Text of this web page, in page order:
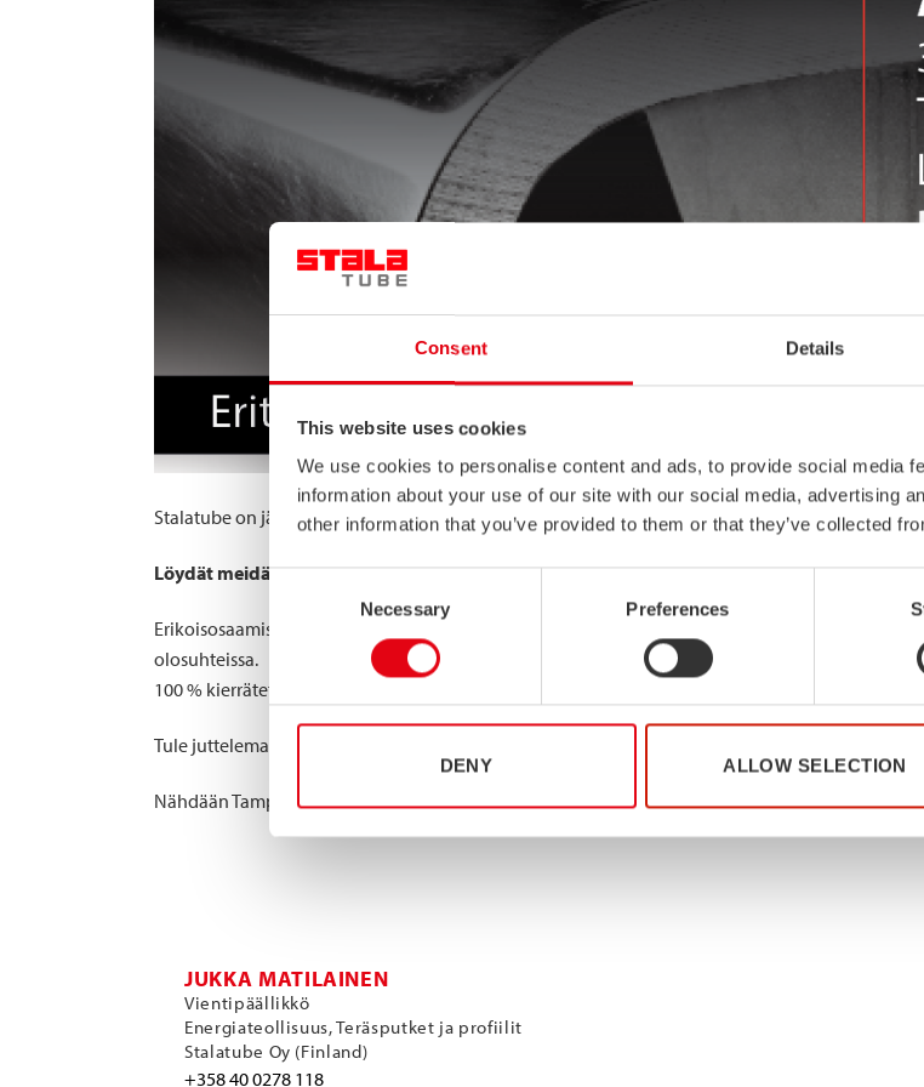
Consent Details
This website uses cookies
We use cookies to personalise content and ads, to provide social media
information about your use of our site with our social media, advertising
other information that you’ve provided to them or that they’ve collected
Consent
Necessary Preferences
DENY ALLOW SELECTION
Stalatube on jälleen mukana Suomen suurimmassa teollisuustapahtumassa –Alihankinta-
Löydät meidät Ladec-yhteisosastolta, osasto D132.
Erikoisosaamistamme ovat
lujat ruostumattomat teräsratkaisut, jotka vähentävät
olosuhteissa.
100 % kierrätettävä materiaali tarjoaa keveyttä, kestävyyttä ja vastuullisuutta teollisuuden
Tule juttelemaan, miten ruostumaton teräs voi vahvistaa seuraavaa projektiasi.
Nähdään Tampereella!
JUKKA MATILAINEN
Vientipäällikkö
Energiateollisuus, Teräsputket ja profiilit
Stalatube Oy (Finland)
+358 40 0278 118